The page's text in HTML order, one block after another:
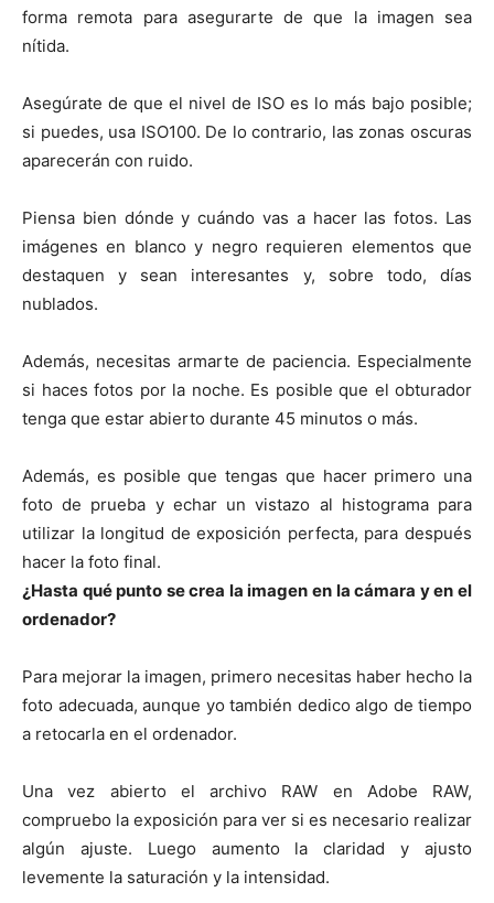
forma remota para asegurarte de que la imagen sea
nítida.
Asegúrate de que el nivel de ISO es lo más bajo posible;
si puedes, usa ISO100. De lo contrario, las zonas oscuras
aparecerán con ruido.
Piensa bien dónde y cuándo vas a hacer las fotos. Las
imágenes en blanco y negro requieren elementos que
destaquen y sean interesantes y, sobre todo, días
nublados.
Además, necesitas armarte de paciencia. Especialmente
si haces fotos por la noche. Es posible que el obturador
tenga que estar abierto durante 45 minutos o más.
Además, es posible que tengas que hacer primero una
foto de prueba y echar un vistazo al histograma para
utilizar la longitud de exposición perfecta, para después
hacer la foto final.
¿Hasta qué punto se crea la imagen en la cámara y en el
ordenador?
Para mejorar la imagen, primero necesitas haber hecho la
foto adecuada, aunque yo también dedico algo de tiempo
a retocarla en el ordenador.
Una vez abierto el archivo RAW en Adobe RAW,
compruebo la exposición para ver si es necesario realizar
algún ajuste. Luego aumento la claridad y ajusto
levemente la saturación y la intensidad.